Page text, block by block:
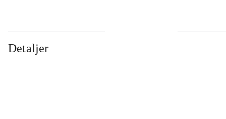
Detaljer